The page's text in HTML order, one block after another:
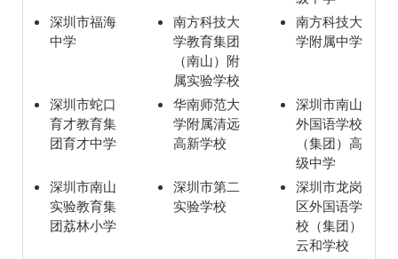
深圳市福海
中学
南方科技大
学教育集团
（南山）附
属实验学校
南方科技大
学附属中学
深圳市蛇口
育才教育集
团育才中学
华南师范大
学附属清远
高新学校
深圳市南山
外国语学校
（集团）高
级中学
深圳市南山
实验教育集
团荔林小学
深圳市第二
实验学校
深圳市龙岗
区外国语学
校（集团）
云和学校